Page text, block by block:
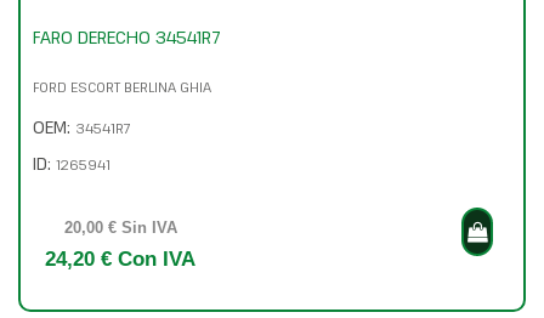
FARO DERECHO 34541R7
FORD ESCORT BERLINA GHIA
OEM: 34541R7
ID: 1265941
20,00 € Sin IVA
24,20 € Con IVA